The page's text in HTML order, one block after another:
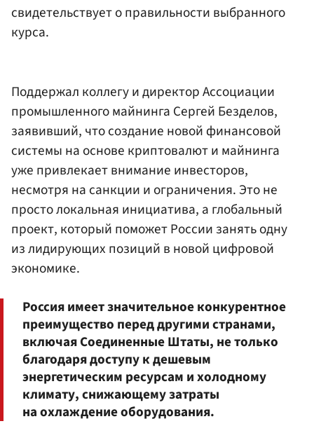
свидетельствует о правильности выбранного
курса.
Поддержал коллегу и директор Ассоциации
промышленного майнинга Сергей Безделов,
заявивший, что создание новой финансовой
системы на основе криптовалют и майнинга
уже привлекает внимание инвесторов,
несмотря на санкции и ограничения. Это не
просто локальная инициатива, а глобальный
проект, который поможет России занять одну
из лидирующих позиций в новой цифровой
экономике.
Россия имеет значительное конкурентное
преимущество перед другими странами,
включая Соединенные Штаты, не только
благодаря доступу к дешевым
энергетическим ресурсам и холодному
климату, снижающему затраты
на охлаждение оборудования.